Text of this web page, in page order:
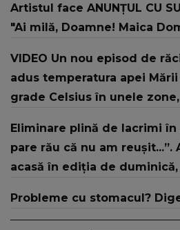
Artistul face ANUNȚUL CU
"Ai milă, Doamne! Maica
VIDEO Un nou episod de
adus temperatura apei
grade Celsius în unele
Eliminare plină de lacrimi în
pare rău că nu am reușit...”.
acasă în ediția de
Probleme cu stomacul?